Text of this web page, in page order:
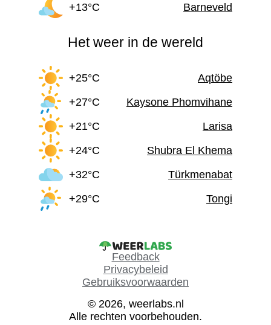
+13°C
Barneveld
Het weer in de wereld
+25°C
Aqtöbe
+27°C
Kaysone Phomvihane
+21°C
Larisa
+24°C
Shubra El Khema
+32°C
Türkmenabat
+29°C
Tongi
Feedback
Privacybeleid
Gebruiksvoorwaarden
© 2026, weerlabs.nl
Alle rechten voorbehouden.